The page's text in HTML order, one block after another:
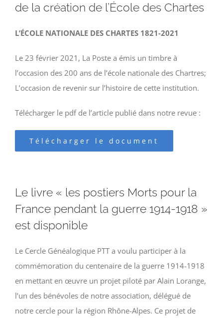
de la création de l’École des Chartes
L’ÉCOLE NATIONALE DES CHARTES 1821-2021
Le 23 février 2021, La Poste a émis un timbre à
l’occasion des 200 ans de l’école nationale des Chartres;
L’occasion de revenir sur l’histoire de cette institution.
Télécharger le pdf de l’article publié dans notre revue :
Télécharger le document
Le livre « les postiers Morts pour la
France pendant la guerre 1914-1918 »
est disponible
Le Cercle Généalogique PTT a voulu participer à la
commémoration du centenaire de la guerre 1914-1918
en mettant en œuvre un projet piloté par Alain Lorange,
l’un des bénévoles de notre association, délégué de
notre cercle pour la région Rhône-Alpes. Ce projet de